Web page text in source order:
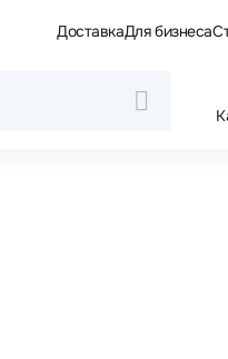
ДоставкаДля бизнеса